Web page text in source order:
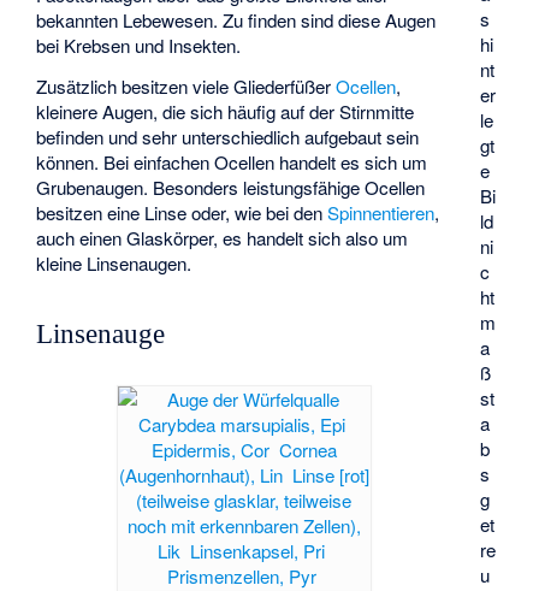
s
hi
nt
er
le
gt
e
Bi
ld
ni
c
ht
m
a
ß
st
a
b
s
g
et
re
u
bekannten Lebewesen. Zu finden sind diese Augen
bei Krebsen und Insekten.
Zusätzlich besitzen viele GliederfüßerOcellen,
kleinere Augen, die sich häufig auf der Stirnmitte
befinden und sehr unterschiedlich aufgebaut sein
können. Bei einfachen Ocellen handelt es sich um
Grubenaugen. Besonders leistungsfähige Ocellen
besitzen eine Linse oder, wie bei denSpinnentieren,
auch einen Glaskörper, es handelt sich also um
kleine Linsenaugen.
Linsenauge